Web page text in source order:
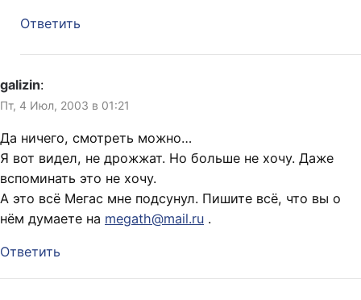
Ответить
galizin:
Пт, 4 Июл, 2003 в 01:21
Да ничего, смотреть можно…
Я вот видел, не дрожжат. Но больше не хочу. Даже
вспоминать это не хочу.
А это всё Мегас мне подсунул. Пишите всё, что вы о
нём думаете на megath@mail.ru .
Ответить